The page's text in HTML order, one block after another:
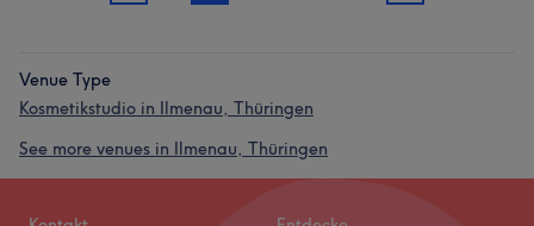
Venue Type
Kosmetikstudio in Ilmenau, Thüringen
See more venues in Ilmenau, Thüringen